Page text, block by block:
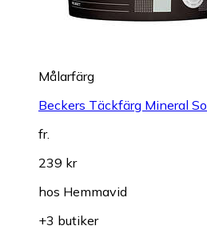
Målarfärg
Beckers Täckfärg Mineral
fr.
239 kr
hos Hemmavid
+3 butiker